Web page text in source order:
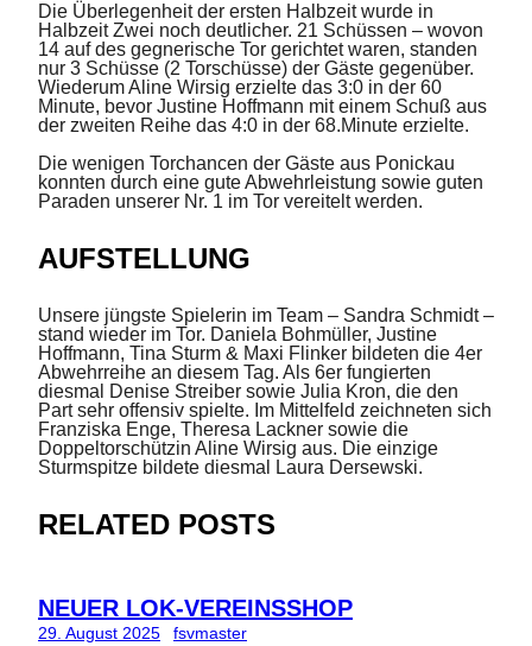
Die Überlegenheit der ersten Halbzeit wurde in
Halbzeit Zwei noch deutlicher. 21 Schüssen – wovon
14 auf des gegnerische Tor gerichtet waren, standen
nur 3 Schüsse (2 Torschüsse) der Gäste gegenüber.
Wiederum Aline Wirsig erzielte das 3:0 in der 60
Minute, bevor Justine Hoffmann mit einem Schuß aus
der zweiten Reihe das 4:0 in der 68.Minute erzielte.
Die wenigen Torchancen der Gäste aus Ponickau
konnten durch eine gute Abwehrleistung sowie guten
Paraden unserer Nr. 1 im Tor vereitelt werden.
AUFSTELLUNG
Unsere jüngste Spielerin im Team – Sandra Schmidt –
stand wieder im Tor. Daniela Bohmüller, Justine
Hoffmann, Tina Sturm & Maxi Flinker bildeten die 4er
Abwehrreihe an diesem Tag. Als 6er fungierten
diesmal Denise Streiber sowie Julia Kron, die den
Part sehr offensiv spielte. Im Mittelfeld zeichneten sich
Franziska Enge, Theresa Lackner sowie die
Doppeltorschützin Aline Wirsig aus. Die einzige
Sturmspitze bildete diesmal Laura Dersewski.
RELATED POSTS
NEUER LOK-VEREINSSHOP
29. August 2025 fsvmaster